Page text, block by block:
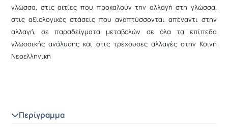
γλώσσα, στις αιτίες που προκαλούν την αλλαγή στη γλώσσα,
στις αξιολογικές στάσεις που αναπτύσσονται απέναντι στην
αλλαγή, σε παραδείγματα μεταβολών σε όλα τα επίπεδα
γλωσσικής ανάλυσης και στις τρέχουσες αλλαγές στην Κοινή
Νεοελληνική
Περίγραμμα